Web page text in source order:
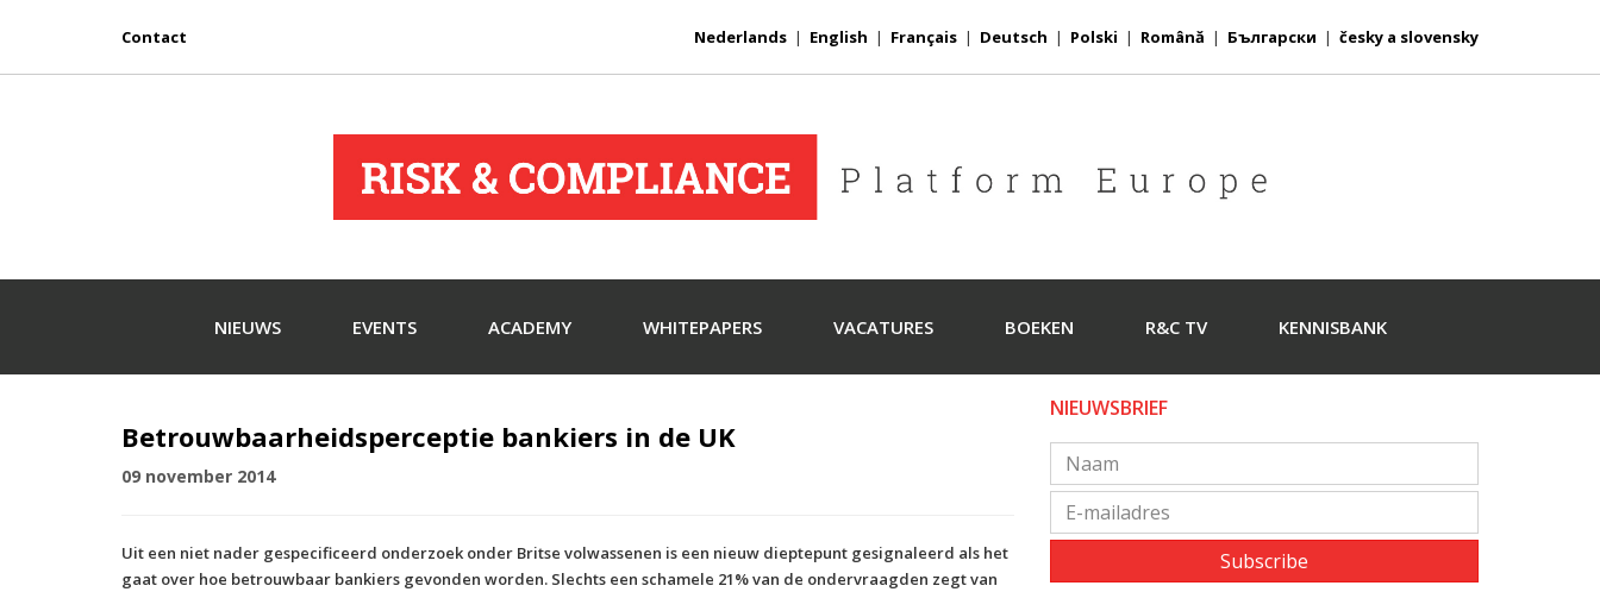
Contact Nederlands | English | Français | Deutsch | Polski | Română | Български | česky a slovensky
NIEUWS EVENTS ACADEMY WHITEPAPERS VACATURES BOEKEN R&C TV KENNISBANK
Betrouwbaarheidsperceptie bankiers in de UK
09 november 2014
Uit een niet nader gespecificeerd onderzoek onder Britse volwassenen is een nieuw dieptepunt gesignaleerd als het
gaat over hoe betrouwbaar bankiers gevonden worden. Slechts een schamele 21% van de ondervraagden zegt van
NIEUWSBRIEF
Subscribe